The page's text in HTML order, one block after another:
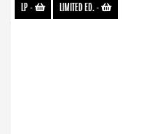
LP- LIMITED ED.-